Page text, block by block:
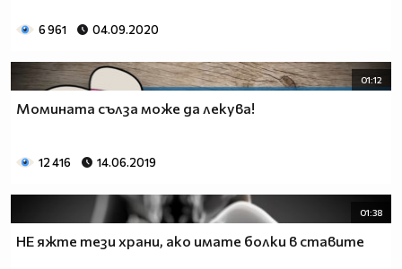
6 961 04.09.2020
01:12
Момината сълза може да лекува!
12 416 14.06.2019
01:38
НЕ яжте тези храни, ако имате болки в ставите